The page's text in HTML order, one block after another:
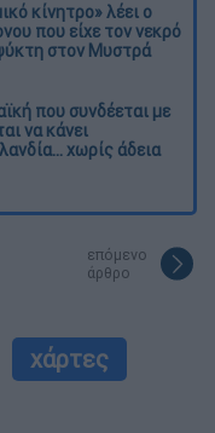
κίνητρο» λέει ο
που είχε τον νεκρό
στον Μυστρά
που συνδέεται με
να κάνει
χωρίς άδεια
επόμενο
άρθρο
χάρτες